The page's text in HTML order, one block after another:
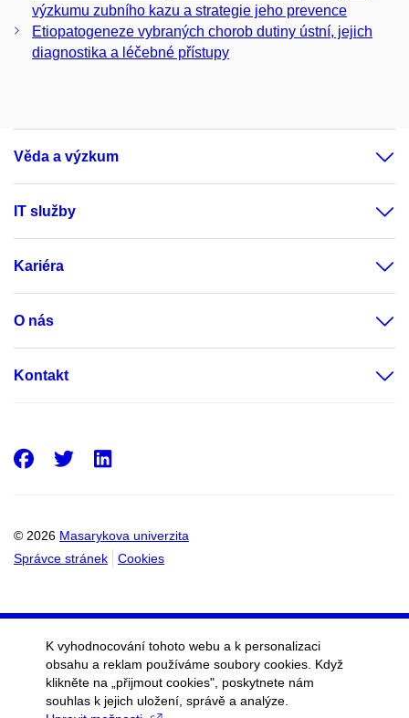
výzkumu zubního kazu a strategie jeho prevence
Etiopatogeneze vybraných chorob dutiny ústní, jejich
diagnostika a léčebné přístupy
Věda a výzkum
IT služby
Kariéra
O nás
Kontakt
© 2026 Masarykova univerzita
Správce stránek
Cookies
Facebook
Twitter
K vyhodnocování tohoto webu a k personalizaci
obsahu a reklam používáme soubory cookies. Když
klikněte na „přijmout cookies", poskytnete nám
souhlas k jejich uložení, správě a analýze.